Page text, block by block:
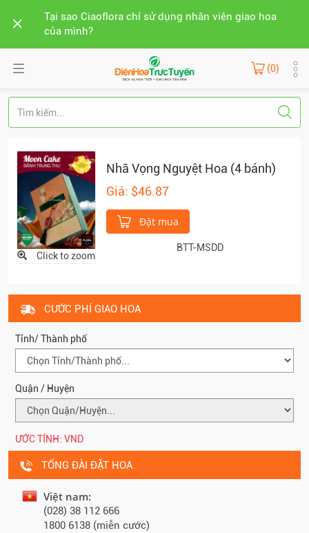
Tại sao Ciaoflora chỉ sử dụng nhân viên giao hoa
của mình?
(0)
Click to zoom
Nhã Vọng Nguyệt Hoa (4 bánh)
Giá: $46.87
Đặt mua
BTT-MSDD
CƯỚC PHÍ GIAO HOA
Tỉnh/ Thành phố
Quận / Huyện
ƯỚC TÍNH: VND
TỔNG ĐÀI ĐẶT HOA
Việt nam:
(028) 38 112 666
1800 6138 (miễn cước)